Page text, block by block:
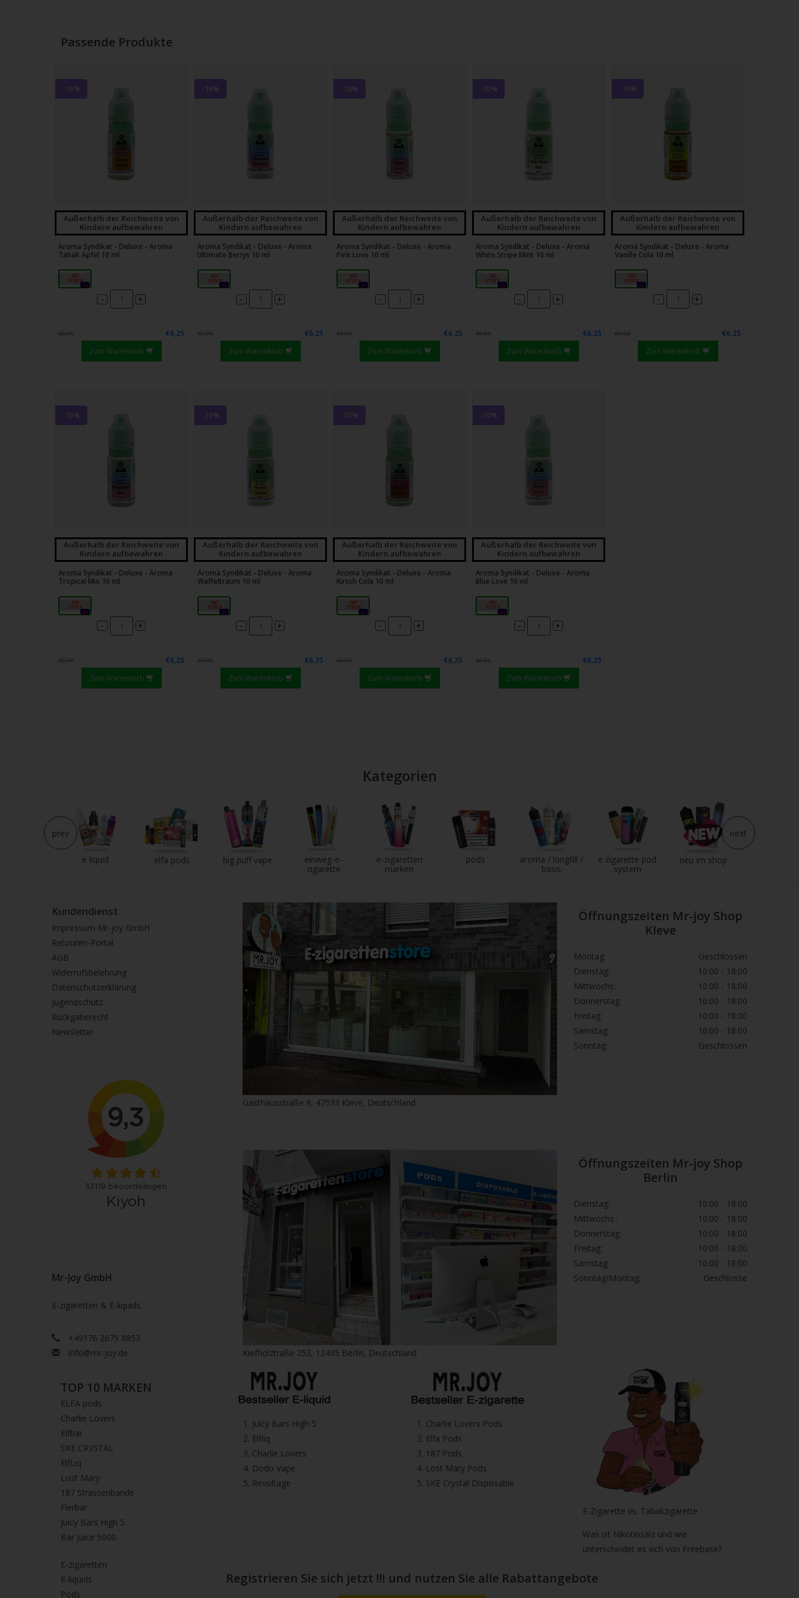
Passende Produkte
-10%
Außerhalb der Reichweite von
Kindern aufbewahren
Aroma Syndikat - Deluxe - Aroma
Tabak Apfel 10 ml
10ml
0x
- +
€6,95
€6,25
Zum Warenkorb
-10%
Außerhalb der Reichweite von
Kindern aufbewahren
Aroma Syndikat - Deluxe - Aroma
Ultimate Berrys 10 ml
10ml
0x
- +
€6,95
€6,25
Zum Warenkorb
-10%
Außerhalb der Reichweite von
Kindern aufbewahren
Aroma Syndikat - Deluxe - Aroma
Pink Love 10 ml
10ml
0x
- +
€6,95
€6,25
Zum Warenkorb
-10%
Außerhalb der Reichweite von
Kindern aufbewahren
Aroma Syndikat - Deluxe - Aroma
White Stripe Mint 10 ml
10ml
0x
- +
€6,95
€6,25
Zum Warenkorb
-10%
Außerhalb der Reichweite von
Kindern aufbewahren
Aroma Syndikat - Deluxe - Aroma
Vanille Cola 10 ml
10ml
0x
- +
€6,95
€6,25
Zum Warenkorb
-10%
Außerhalb der Reichweite von
Kindern aufbewahren
Aroma Syndikat - Deluxe - Aroma
Tropical Mix 10 ml
10ml
0x
- +
€6,95
€6,25
Zum Warenkorb
-10%
Außerhalb der Reichweite von
Kindern aufbewahren
Aroma Syndikat - Deluxe - Aroma
Waffeltraum 10 ml
10ml
0x
- +
€6,95
€6,25
Zum Warenkorb
-10%
Außerhalb der Reichweite von
Kindern aufbewahren
Aroma Syndikat - Deluxe - Aroma
Kirsch Cola 10 ml
10ml
0x
- +
€6,95
€6,25
Zum Warenkorb
-10%
Außerhalb der Reichweite von
Kindern aufbewahren
Aroma Syndikat - Deluxe - Aroma
Blue Love 10 ml
10ml
0x
- +
€6,95
€6,25
Zum Warenkorb
Kategorien
e liquid elfa pods big puff vape
einweg-e-
zigarette
e-zigaretten
marken
pods
aroma / longfill /
basis
e zigarette pod
system
neu im shop
prev next
Kundendienst
Impressum Mr-joy GmbH
Retouren-Portal
AGB
Widerrufsbelehrung
Datenschutzerklärung
Jugendschutz
Rückgaberecht
Newsletter
Mr-Joy GmbH
E-zigaretten & E-liquids
+49176 2679 8853
info@mr-joy.de
Gasthausstraße 9, 47533 Kleve, Deutschland
Kiefholztraße 253, 12435 Berlin, Deutschland
Öffnungszeiten Mr-joy Shop
Kleve
Montag:
Geschlossen
Dienstag:
10:00 - 18:00
Mittwochs:
10:00 - 18:00
Donnerstag:
10:00 - 18:00
Freitag:
10:00 - 18:00
Samstag:
10:00 - 18:00
Sonntag:
Geschlossen
Öffnungszeiten Mr-joy Shop
Berlin
Dienstag:
10:00 - 18:00
Mittwochs :
10:00 - 18:00
Donnerstag:
10:00 - 18:00
Freitag:
10:00 - 18:00
Samstag:
10:00 - 18:00
Sonntag/Montag:
Geschlosse
E-zigaretten
E-liquids
Pods
TOP 10 MARKEN
ELFA pods
Charlie Lovers
Elfbar
SKE CRYSTAL
ElfLiq
Lost Mary
187 Strassenbande
Flerbar
Juicy Bars High 5
Bar Juice 5000
1.⁠ ⁠Juicy Bars High 5
2.⁠ ⁠⁠Elfliq
3.⁠ ⁠⁠Charlie Lovers
4.⁠ ⁠⁠Dodo Vape
5. ⁠Revoltage
1.⁠ ⁠Charlie Lovers Pods
2.⁠ ⁠⁠Elfa Pods
3.⁠ ⁠⁠187 Pods
4.⁠ ⁠⁠Lost Mary Pods
5.⁠ ⁠⁠SKE Crystal Disposable
E-Zigarette vs. Tabakzigarette
Was ist Nikotinsalz und wie
unterscheidet es sich von Freebase?
Registrieren Sie sich jetzt !!! und nutzen Sie alle Rabattangebote